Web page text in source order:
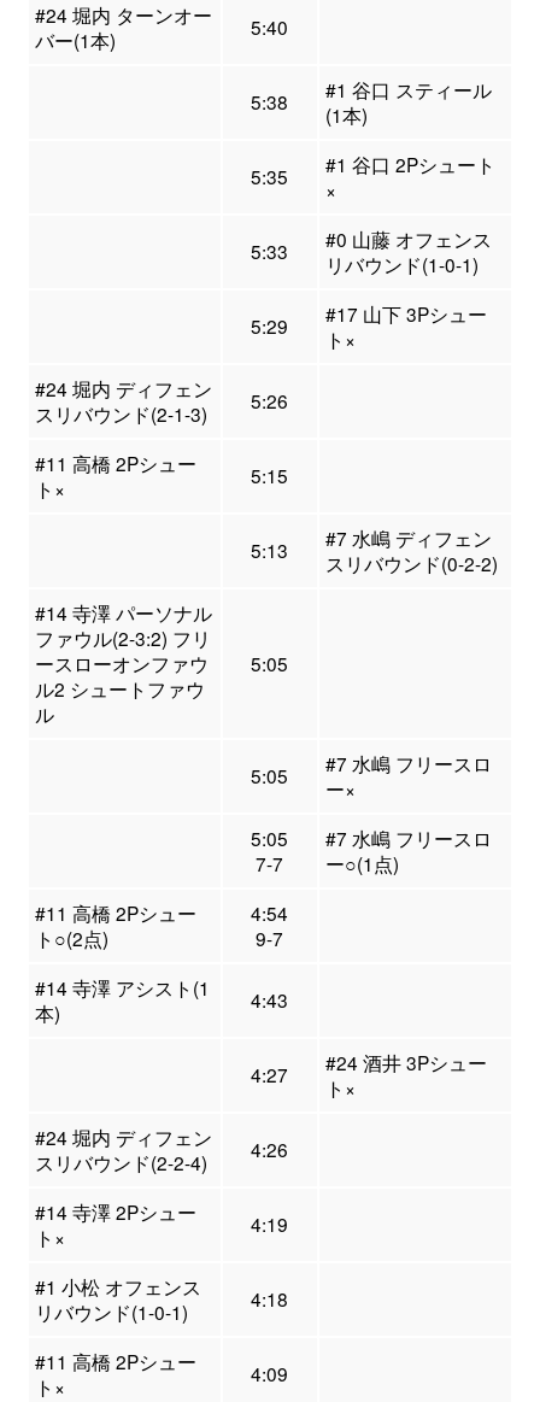
#24 堀内 ターンオー
バー(1本)
5:40
5:38
#1 谷口 スティール
(1本)
5:35
#1 谷口 2Pシュート
×
5:33
#0 山藤 オフェンス
リバウンド(1-0-1)
5:29
#17 山下 3Pシュー
ト×
#24 堀内 ディフェン
スリバウンド(2-1-3)
5:26
#11 高橋 2Pシュー
ト×
5:15
5:13
#7 水嶋 ディフェン
スリバウンド(0-2-2)
#14 寺澤 パーソナル
ファウル(2-3:2) フリ
ースローオンファウ
ル2 シュートファウ
ル
5:05
5:05
#7 水嶋 フリースロ
ー×
5:05
7-7
#7 水嶋 フリースロ
ー○(1点)
#11 高橋 2Pシュー
ト○(2点)
4:54
9-7
#14 寺澤 アシスト(1
本)
4:43
4:27
#24 酒井 3Pシュー
ト×
#24 堀内 ディフェン
スリバウンド(2-2-4)
4:26
#14 寺澤 2Pシュー
ト×
4:19
#1 小松 オフェンス
リバウンド(1-0-1)
4:18
#11 高橋 2Pシュー
ト×
4:09